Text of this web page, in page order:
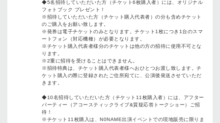
◆5名招待していただいた方（チケット6枚購入者）には、オリジナル
フォトブック プレゼント！
※招待していただいた方（チケット購入代表者）の分も含めチケット
のご購入をお願い致します。
※発券は電子チケットのみとなります。チケット1枚につき1台のスマ
ートフォン（対応機種）が必要となります。
※チケット購入代表者様分のチケットは他の方の招待に使用不可とな
ります。
※2重に招待を受けることはできません。
※招待特典は、チケット購入代表者様へおひとつお渡し致します。チ
ケット購入の際に登録されたご住所宛てに、公演後発送させていただ
きます。
◆10名招待していただいた方（チケット11枚購入者）には、アフター
パーティー（アコースティックライブ&質疑応答トークショー）ご招
待！
※チケット11枚購入は、N0NAME出演イベントでの現地販売に限りま